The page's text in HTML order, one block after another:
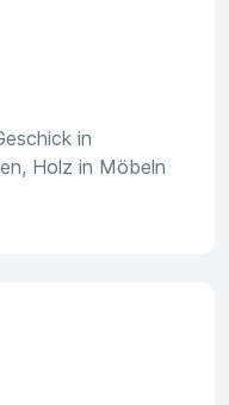
in
Holz in Möbeln